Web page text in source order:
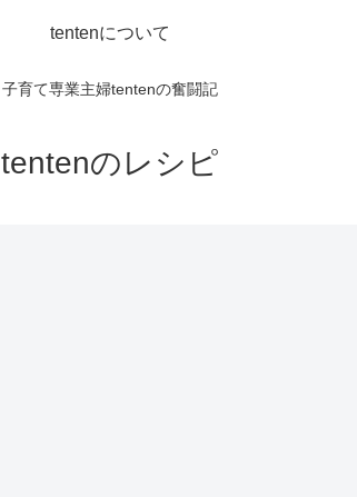
子育て専業主婦tentenの奮闘記
tentenのレシピ
tentenについて